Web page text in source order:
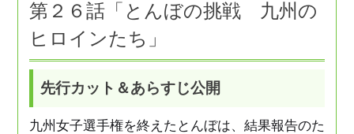
Story
Staff/Cast
第２６話「とんぼの挑戦 九州の
ヒロインたち」
先行カット＆あらすじ公開
九州女子選手権を終えたとんぼは、結果報告のた